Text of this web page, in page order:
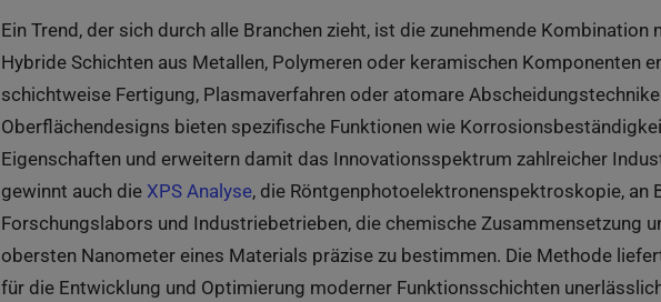
Ein Trend, der sich durch alle Branchen zieht, ist die zunehmende
Hybride Schichten aus Metallen, Polymeren oder keramischen Komponenten
schichtweise Fertigung, Plasmaverfahren oder atomare
Oberflächendesigns bieten spezifische Funktionen wie
Eigenschaften und erweitern damit das Innovationsspektrum zahlreicher
gewinnt auch die XPS Analyse, die Röntgenphotoelektronenspektroskopie, an
Forschungslabors und Industriebetrieben, die chemische Zusammensetzung
obersten Nanometer eines Materials präzise zu bestimmen. Die Methode
für die Entwicklung und Optimierung moderner Funktionsschichten